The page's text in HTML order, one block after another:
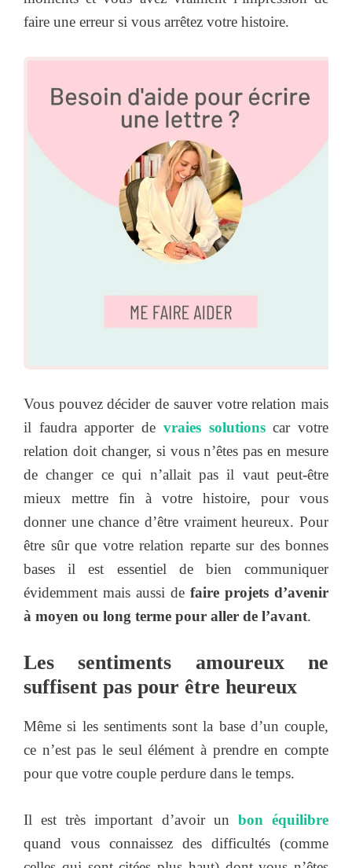
faire une erreur si vous arrêtez votre histoire.
Vous pouvez décider de sauver votre relation mais
il faudra apporter de vraies solutionscar votre
relation doit changer, si vous n’êtes pas en mesure
de changer ce qui n’allait pas il vaut peut-être
mieux mettre fin à votre histoire, pour vous
donner une chance d’être vraiment heureux. Pour
être sûr que votre relation reparte sur des bonnes
bases il est essentiel de bien communiquer
évidemment mais aussi de faire projets d’avenir
à moyen ou long terme pour aller de l’avant.
Les sentiments amoureux ne
suffisent pas pour être heureux
Même si les sentiments sont la base d’un couple,
ce n’est pas le seul élément à prendre en compte
pour que votre couple perdure dans le temps.
Il est très important d’avoir un bon équilibre
quand vous connaissez des difficultés (comme